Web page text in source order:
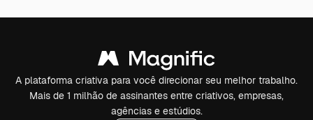
A plataforma criativa para você direcionar seu melhor trabalho.
Mais de 1 milhão de assinantes entre criativos, empresas,
agências e estúdios.